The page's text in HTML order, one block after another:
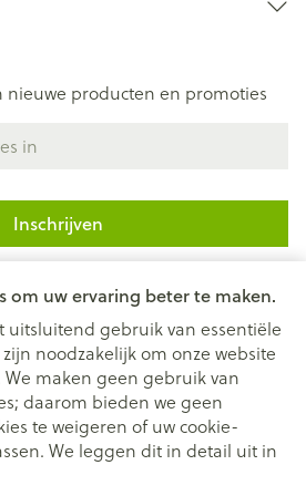
om uw ervaring beter te maken.
uitsluitend gebruik van essentiële
noodzakelijk om onze website
maken geen gebruik van
daarom bieden we geen
te weigeren of uw cookie-
We leggen dit in detail uit in
nieuwe producten en promoties
Inschrijven
met onzeprivacy policy.